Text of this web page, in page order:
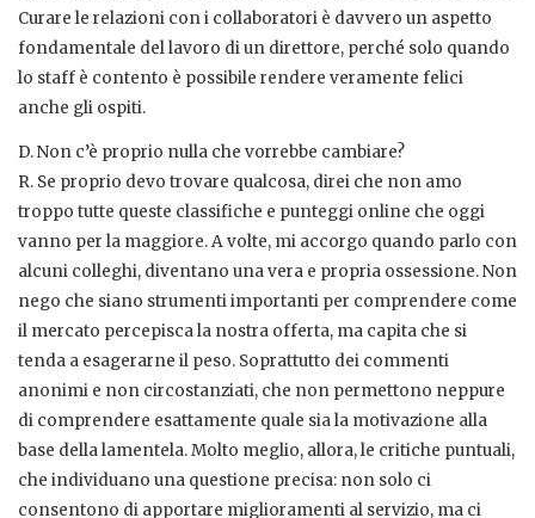
Curare le relazioni con i collaboratori è davvero un aspetto
fondamentale del lavoro di un direttore, perché solo quando
lo staff è contento è possibile rendere veramente felici
anche gli ospiti.
D. Non c’è proprio nulla che vorrebbe cambiare?
R. Se proprio devo trovare qualcosa, direi che non amo
troppo tutte queste classifiche e punteggi online che oggi
vanno per la maggiore. A volte, mi accorgo quando parlo con
alcuni colleghi, diventano una vera e propria ossessione. Non
nego che siano strumenti importanti per comprendere come
il mercato percepisca la nostra offerta, ma capita che si
tenda a esagerarne il peso. Soprattutto dei commenti
anonimi e non circostanziati, che non permettono neppure
di comprendere esattamente quale sia la motivazione alla
base della lamentela. Molto meglio, allora, le critiche puntuali,
che individuano una questione precisa: non solo ci
consentono di apportare miglioramenti al servizio, ma ci